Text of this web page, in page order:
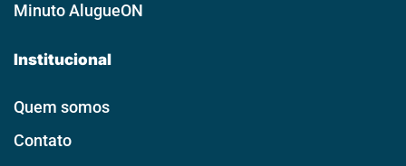
Minuto AlugueON
Institucional
Quem somos
Contato